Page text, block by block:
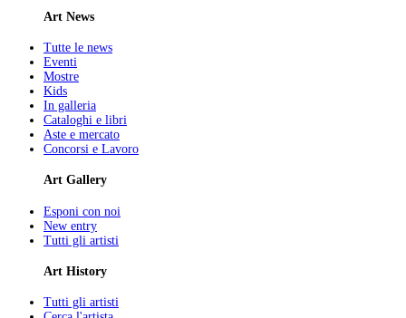
Art News
Tutte le news
Eventi
Mostre
Kids
In galleria
Cataloghi e libri
Aste e mercato
Concorsi e Lavoro
Art Gallery
Esponi con noi
New entry
Tutti gli artisti
Art History
Tutti gli artisti